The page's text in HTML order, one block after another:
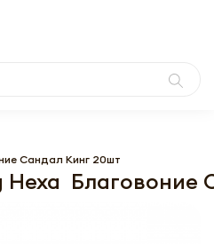
Сандал Кинг 20шт
Hexa Благовоние